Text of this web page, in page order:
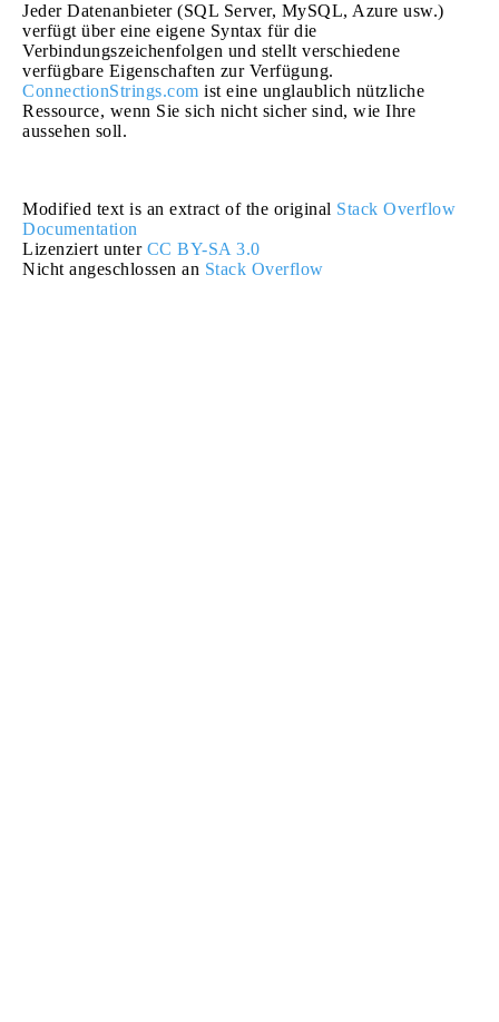
Jeder Datenanbieter (SQL Server, MySQL, Azure usw.)
verfügt über eine eigene Syntax für die
Verbindungszeichenfolgen und stellt verschiedene
verfügbare Eigenschaften zur Verfügung.
ConnectionStrings.com ist eine unglaublich nützliche
Ressource, wenn Sie sich nicht sicher sind, wie Ihre
aussehen soll.
Modified text is an extract of the original Stack Overflow
Documentation
Lizenziert unter CC BY-SA 3.0
Nicht angeschlossen an Stack Overflow